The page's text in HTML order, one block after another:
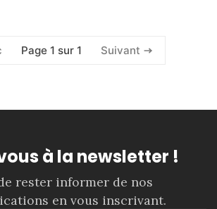
Page 1 sur 1 Suivant
à la newsletter !
rester informer de nos
en vous inscrivant.